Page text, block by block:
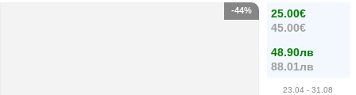
25.00€
45.00€
48.90лв
88.01лв
23.04 - 31.08
-44%